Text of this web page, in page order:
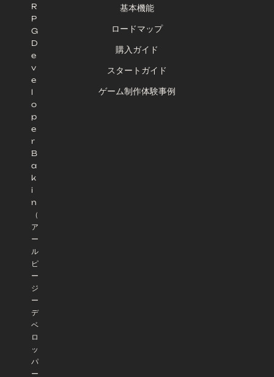
R
P
G
D
e
v
e
l
o
p
e
r
B
a
k
i
n
（
ア
ー
ル
ピ
ー
ジ
ー
デ
ベ
ロ
ッ
パ
ー
基本機能
ロードマップ
購入ガイド
スタートガイド
ゲーム制作体験事例